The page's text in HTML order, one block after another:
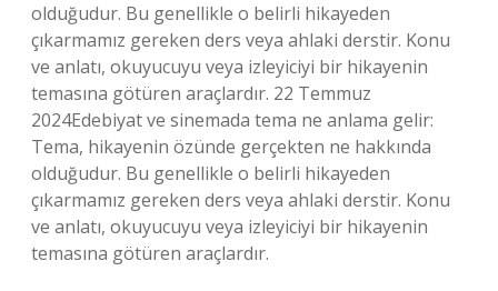
olduğudur. Bu genellikle o belirli hikayeden
çıkarmamız gereken ders veya ahlaki derstir. Konu
ve anlatı, okuyucuyu veya izleyiciyi bir hikayenin
temasına götüren araçlardır. 22 Temmuz
2024Edebiyat ve sinemada tema ne anlama gelir:
Tema, hikayenin özünde gerçekten ne hakkında
olduğudur. Bu genellikle o belirli hikayeden
çıkarmamız gereken ders veya ahlaki derstir. Konu
ve anlatı, okuyucuyu veya izleyiciyi bir hikayenin
temasına götüren araçlardır.